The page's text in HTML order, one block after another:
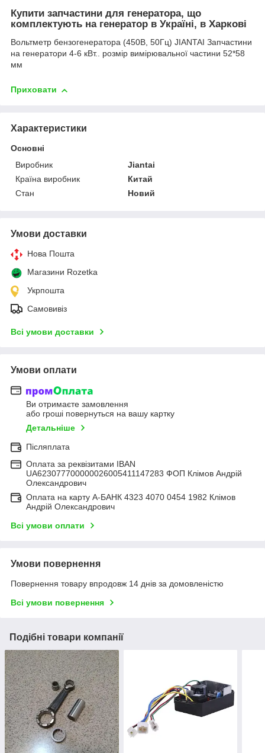
Купити запчастини для генератора, що
комплектують на генератор в Україні, в Харкові
Вольтметр бензогенератора (450В, 50Гц) JIANTAI Запчастини
на генератори 4-6 кВт.. розмір вимірювальної частини 52*58
мм
Приховати
Характеристики
Основні
Виробник
Jiantai
Країна виробник
Китай
Стан
Новий
Умови доставки
Нова Пошта
Магазини Rozetka
Укрпошта
Самовивіз
Всі умови доставки
Умови оплати
Ви отримаєте замовлення
або гроші повернуться на вашу картку
Детальніше
Післяплата
Оплата за реквізитами IBAN
UA623077700000026005411147283 ФОП Клімов Андрій
Олександрович
Оплата на карту А-БАНК 4323 4070 0454 1982 Клімов
Андрій Олександрович
Всі умови оплати
Умови повернення
Повернення товару впродовж 14 днів за домовленістю
Всі умови повернення
Подібні товари компанії